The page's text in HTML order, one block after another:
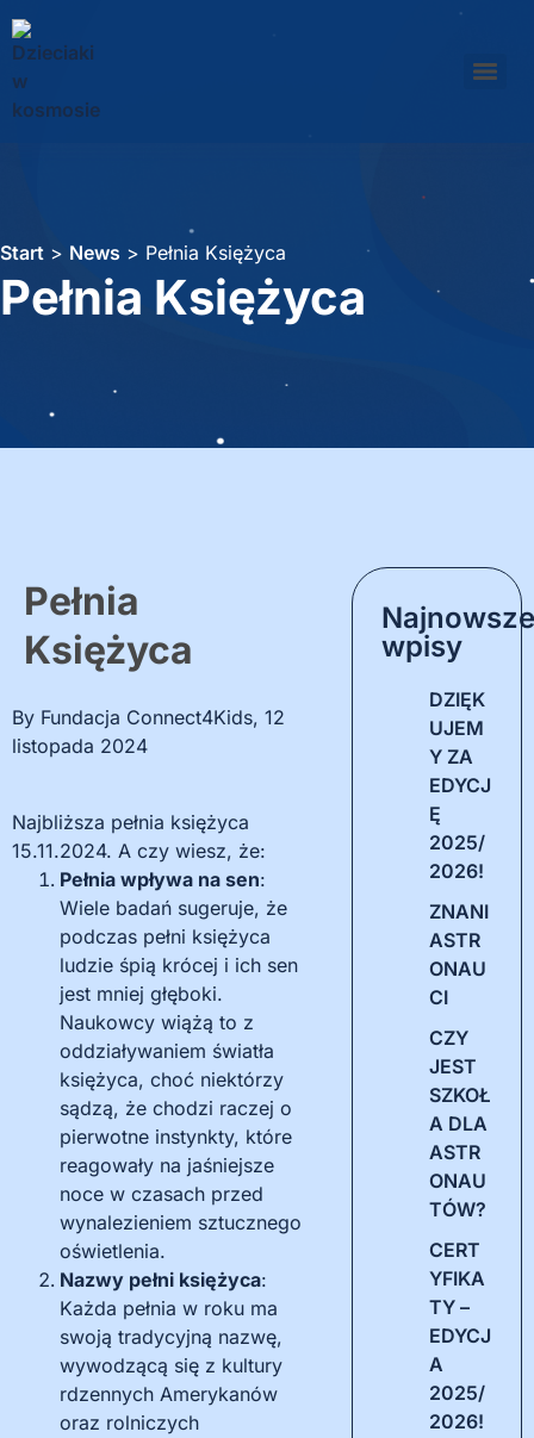
Start > News > Pełnia Księżyca
Pełnia Księżyca
Pełnia
Księżyca
By Fundacja Connect4Kids, 12
listopada 2024
Najbliższa pełnia księżyca
15.11.2024. A czy wiesz, że:
Pełnia wpływa na sen:
Wiele badań sugeruje, że
podczas pełni księżyca
ludzie śpią krócej i ich sen
jest mniej głęboki.
Naukowcy wiążą to z
oddziaływaniem światła
księżyca, choć niektórzy
sądzą, że chodzi raczej o
pierwotne instynkty, które
reagowały na jaśniejsze
noce w czasach przed
wynalezieniem sztucznego
oświetlenia.
Nazwy pełni księżyca:
Każda pełnia w roku ma
swoją tradycyjną nazwę,
wywodzącą się z kultury
rdzennych Amerykanów
oraz rolniczych
wpisy
DZIĘK
UJEM
Y ZA
EDYCJ
Ę
2025/
2026!
ZNANI
ASTR
ONAU
CI
CZY
JEST
SZKOŁ
A DLA
ASTR
ONAU
TÓW?
CERT
YFIKA
TY –
EDYCJ
A
2025/
2026!